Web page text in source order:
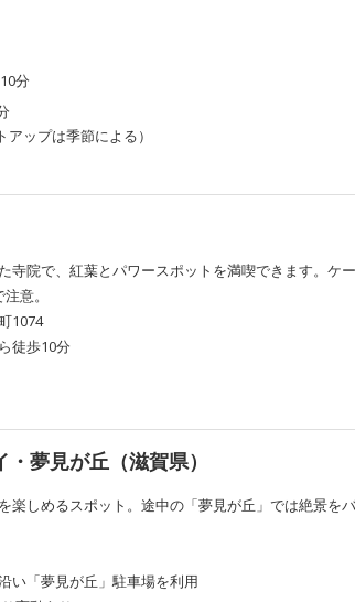
分
アップは季節による）
寺院で、紅葉とパワースポットを満喫できます。ケ
意。
1074
徒歩10分
夢見が丘（滋賀県）
楽しめるスポット。途中の「夢見が丘」では絶景を
い「夢見が丘」駐車場を利用